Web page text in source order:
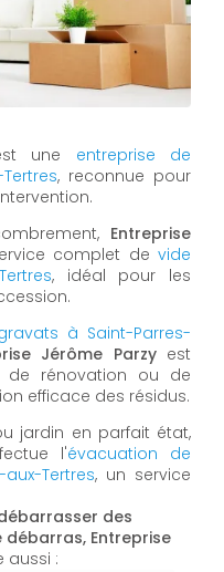
une entreprise de
, reconnue pour
Entreprise
complet devide
, idéal pour les
à Saint-Parres-
Jérôme Parzyest
de rénovation ou de
efficace des résidus.
jardin en parfait état,
l'évacuation de
Tertres, un service
des
Entreprise
aussi :